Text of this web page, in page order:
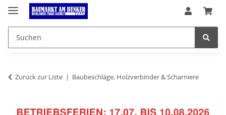
Zurück zur Liste Baubeschläge, Holzverbinder & Scharniere